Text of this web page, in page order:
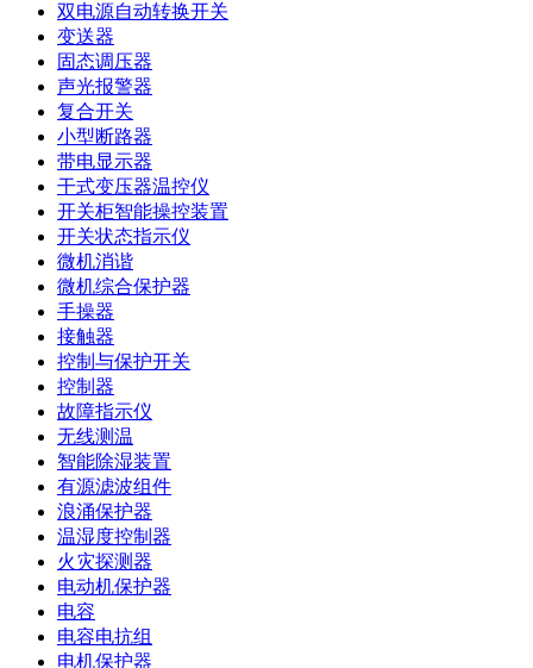
双电源自动转换开关
变送器
固态调压器
声光报警器
复合开关
小型断路器
带电显示器
干式变压器温控仪
开关柜智能操控装置
开关状态指示仪
微机消谐
微机综合保护器
手操器
接触器
控制与保护开关
控制器
故障指示仪
无线测温
智能除湿装置
有源滤波组件
浪涌保护器
温湿度控制器
火灾探测器
电动机保护器
电容
电容电抗组
电机保护器